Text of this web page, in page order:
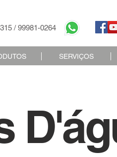
/ 99981-0264
SERVIÇOS